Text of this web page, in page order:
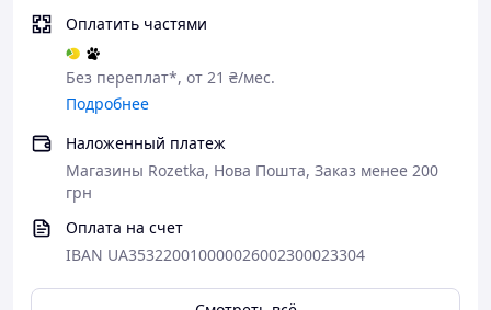
Характеристики
Тип: антистресс игрушка
Форма: женская грудь
Материал: мягкий эластичный материал
Цвет: телесный
Оплатить частями
Без переплат*, от 21 ₴/мес.
Подробнее
Наложенный платеж
Магазины Rozetka, Нова Пошта, Заказ менее 200
грн
Оплата на счет
IBAN UA353220010000026002300023304